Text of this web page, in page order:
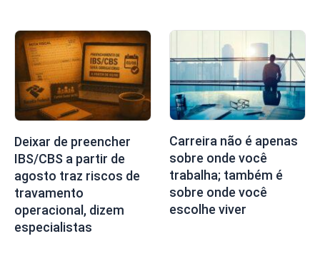
Deixar de preencher
IBS/CBS a partir de
agosto traz riscos de
travamento
operacional, dizem
especialistas
Carreira não é apenas
sobre onde você
trabalha; também é
sobre onde você
escolhe viver